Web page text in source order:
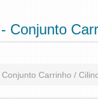
Conjunto
Carrinho /